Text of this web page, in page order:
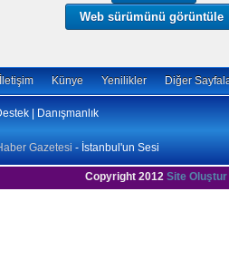
Web sürümünü görüntüle
İletişim Künye Yenilikler Diğer
| Danışmanlık
Gazetesi - İstanbul'un Sesi
Copyright 2012 Site Oluştur